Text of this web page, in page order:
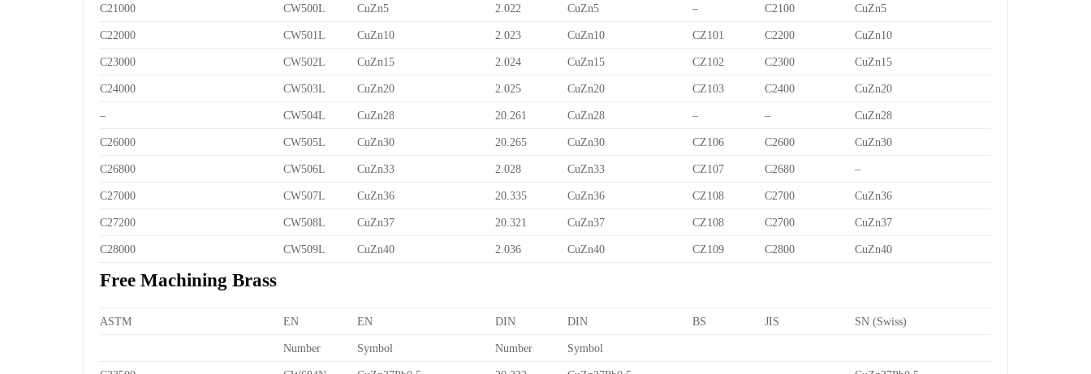
C21000 CW500L CuZn5 2.022 CuZn5 – C2100 CuZn5
C22000 CW501L CuZn10 2.023 CuZn10 CZ101 C2200 CuZn10
C23000 CW502L CuZn15 2.024 CuZn15 CZ102 C2300 CuZn15
C24000 CW503L CuZn20 2.025 CuZn20 CZ103 C2400 CuZn20
– CW504L CuZn28 20.261 CuZn28 – – CuZn28
C26000 CW505L CuZn30 20.265 CuZn30 CZ106 C2600 CuZn30
C26800 CW506L CuZn33 2.028 CuZn33 CZ107 C2680 –
C27000 CW507L CuZn36 20.335 CuZn36 CZ108 C2700 CuZn36
C27200 CW508L CuZn37 20.321 CuZn37 CZ108 C2700 CuZn37
C28000 CW509L CuZn40 2.036 CuZn40 CZ109 C2800 CuZn40
Free Machining Brass
ASTM EN EN DIN DIN BS JIS SN (Swiss)
Number Symbol Number Symbol